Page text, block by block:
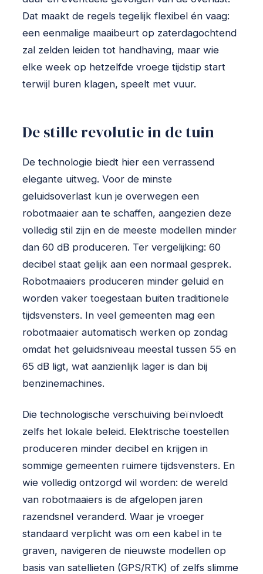
Dat maakt de regels tegelijk flexibel én vaag:
een eenmalige maaibeurt op zaterdagochtend
zal zelden leiden tot handhaving, maar wie
elke week op hetzelfde vroege tijdstip start
terwijl buren klagen, speelt met vuur.
De stille revolutie in de tuin
De technologie biedt hier een verrassend
elegante uitweg. Voor de minste
geluidsoverlast kun je overwegen een
robotmaaier aan te schaffen, aangezien deze
volledig stil zijn en de meeste modellen minder
dan 60 dB produceren. Ter vergelijking: 60
decibel staat gelijk aan een normaal gesprek.
Robotmaaiers produceren minder geluid en
worden vaker toegestaan buiten traditionele
tijdsvensters. In veel gemeenten mag een
robotmaaier automatisch werken op zondag
omdat het geluidsniveau meestal tussen 55 en
65 dB ligt, wat aanzienlijk lager is dan bij
benzinemachines.
Die technologische verschuiving beïnvloedt
zelfs het lokale beleid. Elektrische toestellen
produceren minder decibel en krijgen in
sommige gemeenten ruimere tijdsvensters. En
wie volledig ontzorgd wil worden: de wereld
van robotmaaiers is de afgelopen jaren
razendsnel veranderd. Waar je vroeger
standaard verplicht was om een kabel in te
graven, navigeren de nieuwste modellen op
basis van satellieten (GPS/RTK) of zelfs slimme